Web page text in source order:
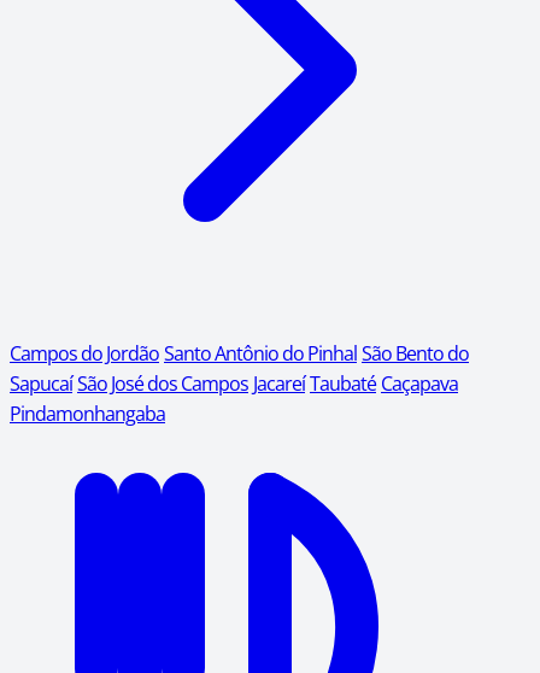
Campos do JordãoSanto Antônio do PinhalSão Bento do
SapucaíSão José dos Campos JacareíTaubaté Caçapava
Pindamonhangaba